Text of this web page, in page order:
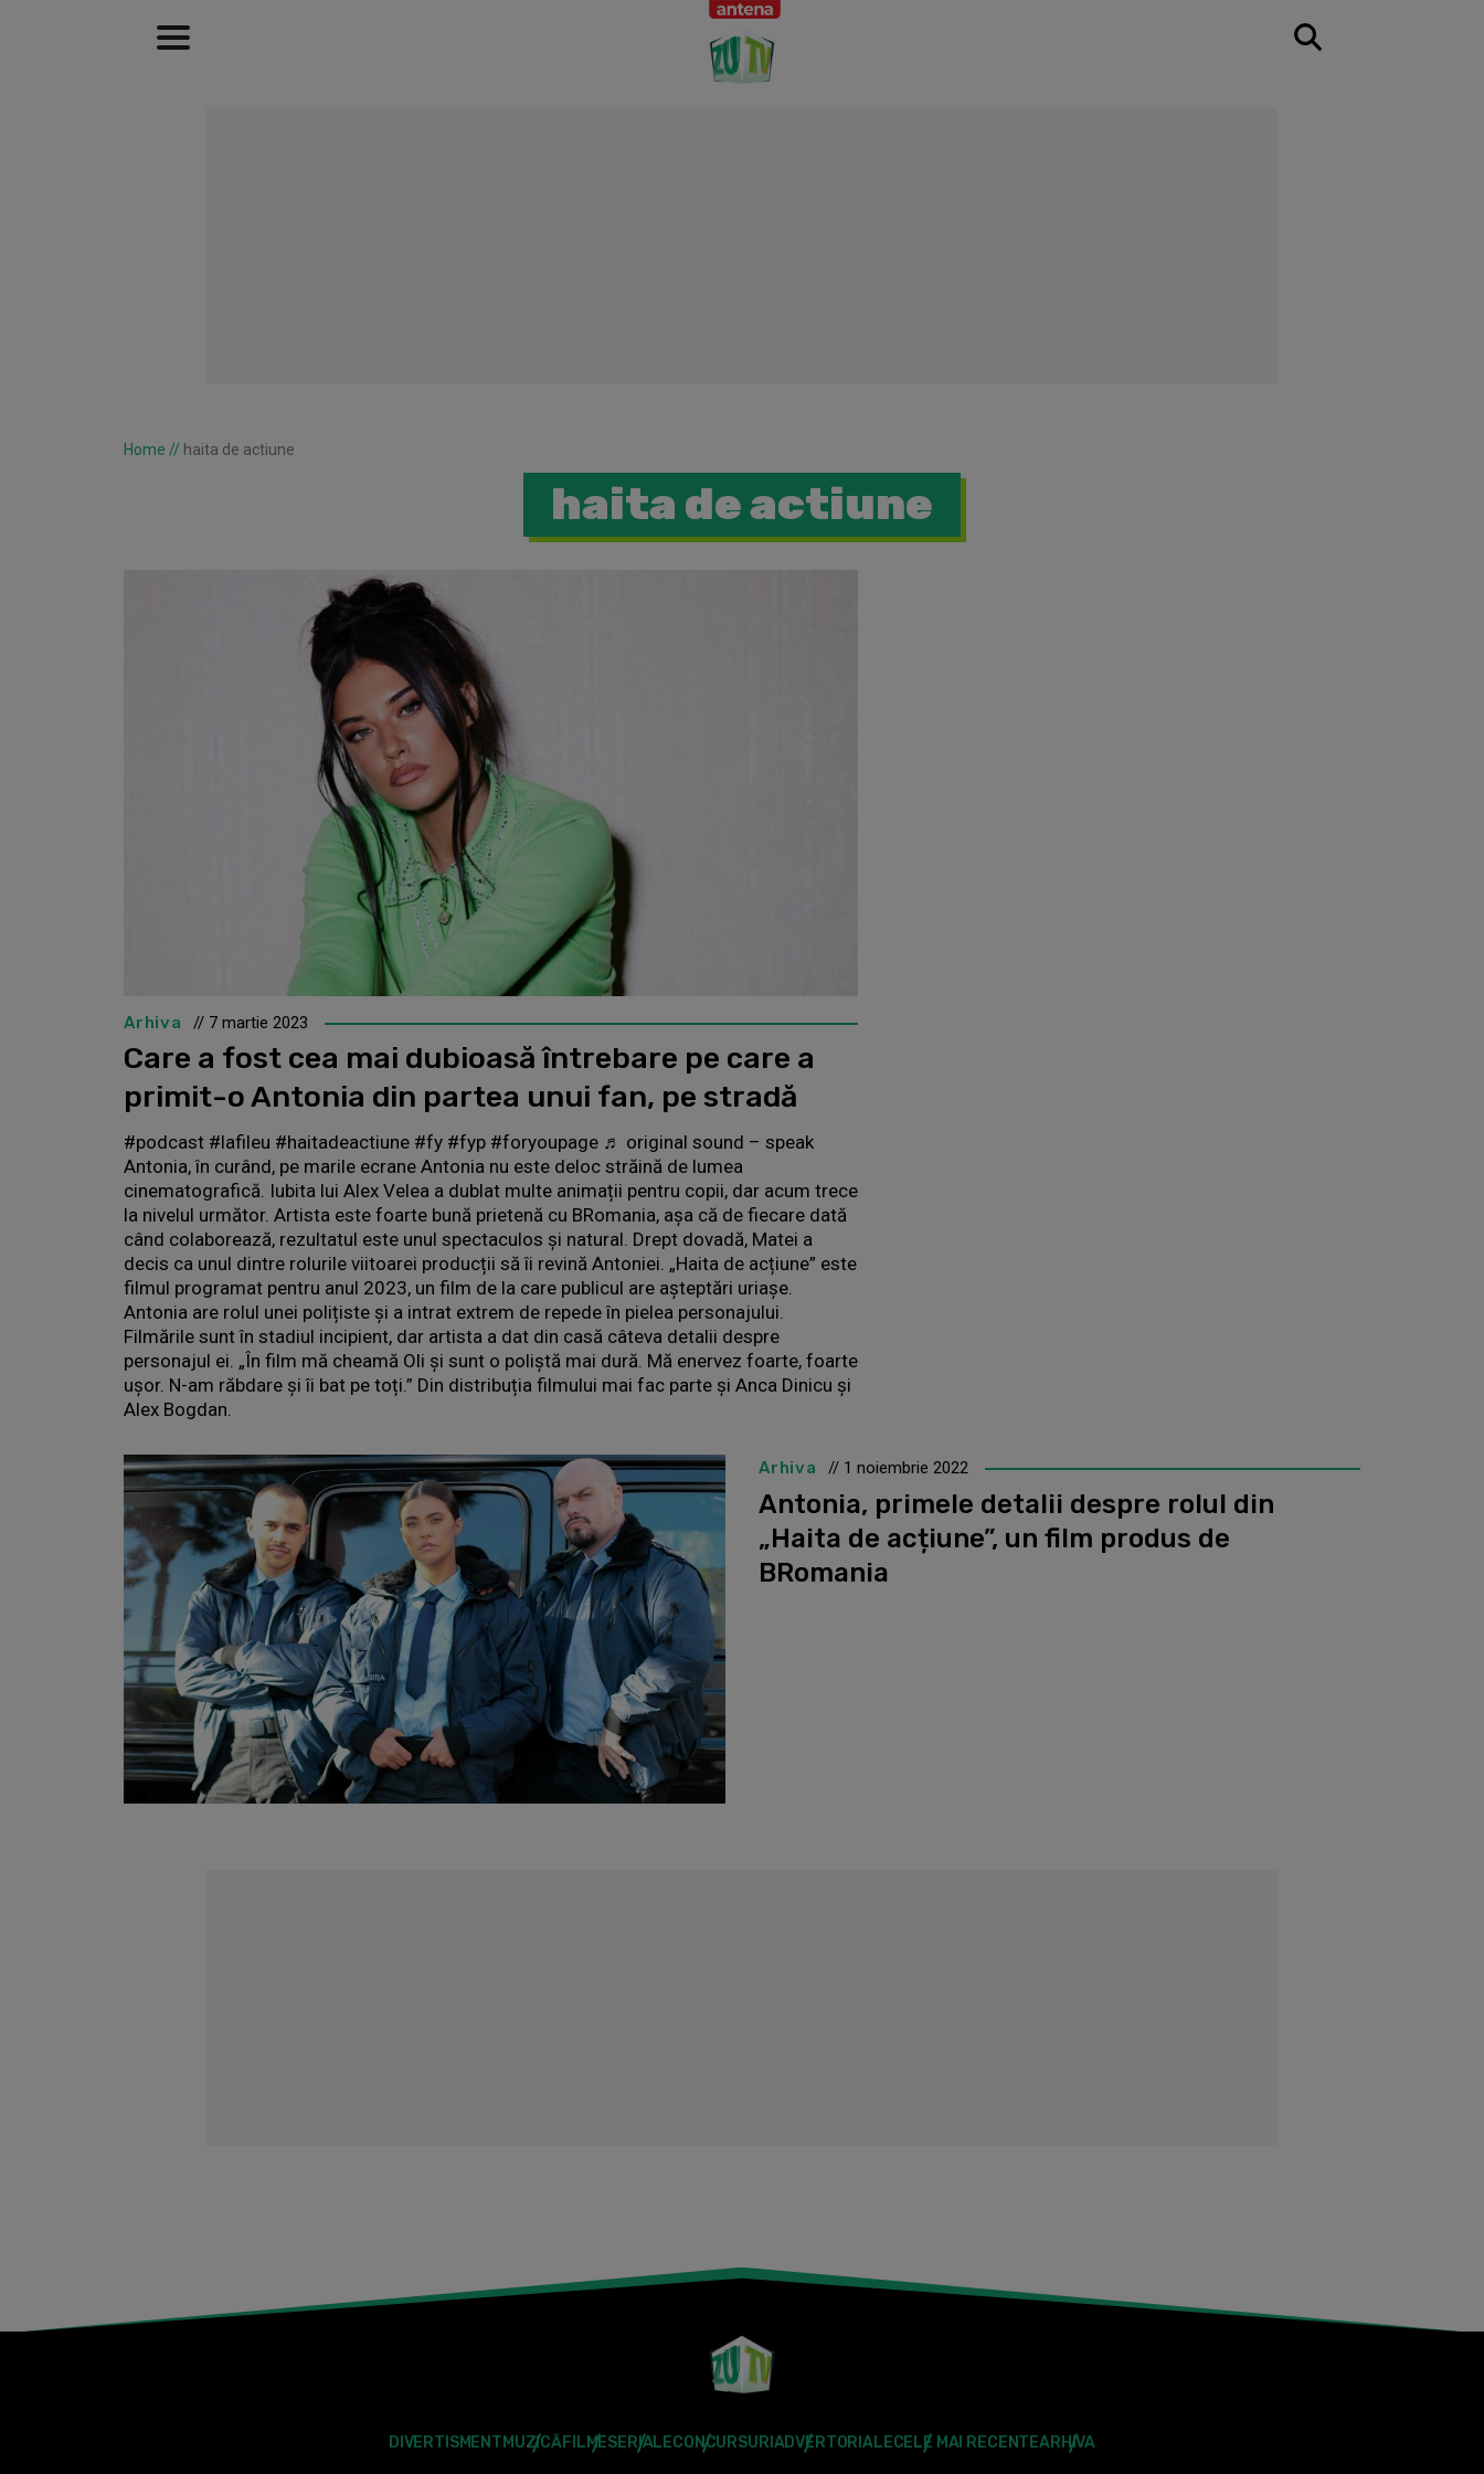
Home // haita de actiune
haita de actiune
Arhiva // 7 martie 2023
Care a fost cea mai dubioasă întrebare pe care a
primit-o Antonia din partea unui fan, pe stradă
#podcast #lafileu #haitadeactiune #fy #fyp #foryoupage ♬ original sound – speak
Antonia, în curând, pe marile ecrane Antonia nu este deloc străină de lumea
cinematografică. Iubita lui Alex Velea a dublat multe animații pentru copii, dar acum trece
la nivelul următor. Artista este foarte bună prietenă cu BRomania, așa că de fiecare dată
când colaborează, rezultatul este unul spectaculos și natural. Drept dovadă, Matei a
decis ca unul dintre rolurile viitoarei producții să îi revină Antoniei. „Haita de acțiune” este
filmul programat pentru anul 2023, un film de la care publicul are așteptări uriașe.
Antonia are rolul unei polițiste și a intrat extrem de repede în pielea personajului.
Filmările sunt în stadiul incipient, dar artista a dat din casă câteva detalii despre
personajul ei. „În film mă cheamă Oli și sunt o poliștă mai dură. Mă enervez foarte, foarte
ușor. N-am răbdare și îi bat pe toți.” Din distribuția filmului mai fac parte și Anca Dinicu și
Alex Bogdan.
Arhiva // 1 noiembrie 2022
Antonia, primele detalii despre rolul din
„Haita de acțiune”, un film produs de
BRomania
DIVERTISMENT MUZICĂFILMESERIALECONCURSURI ADVERTORIALECELE MAI RECENTEARHIVA